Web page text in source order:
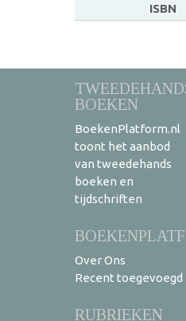
ISBN
BOEKEN
BoekenPlatform.nl
toont het aanbod
van tweedehands
boeken en
tijdschriften
Over Ons
Recent toegevoegd
RUBRIEKEN